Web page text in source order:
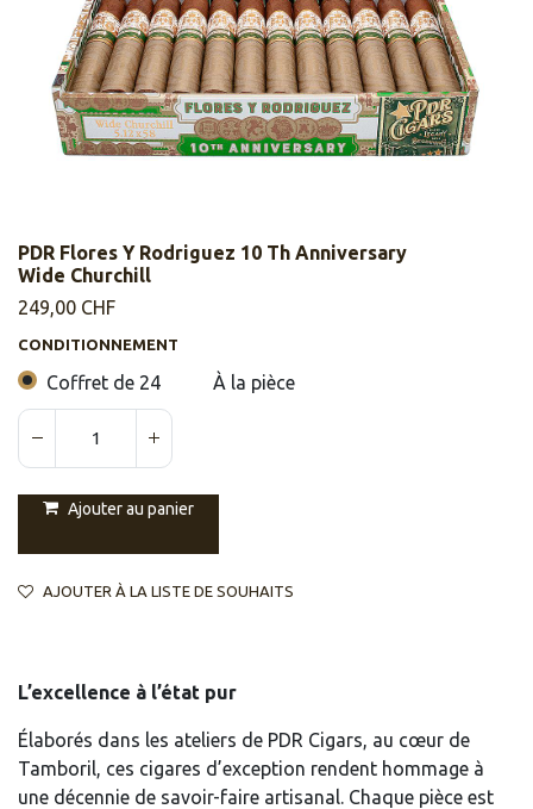
PDR Flores Y Rodriguez 10 Th Anniversary
Wide Churchill
249,00 CHF
CONDITIONNEMENT
Coffret de 24 À la pièce
Ajouter au panier
AJOUTER À LA LISTE DE SOUHAITS
L’excellence à l’état pur
Élaborés dans les ateliers de PDR Cigars, au cœur de
Tamboril, ces cigares d’exception rendent hommage à
une décennie de savoir-faire artisanal. Chaque pièce est